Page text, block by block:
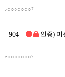
z○○○○○○○7
904 인증) 미
z○○○○○○○7